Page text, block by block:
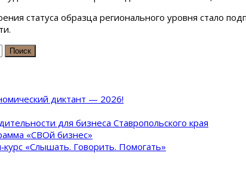
статуса образца регионального уровня стало
диктант — 2026!
для бизнеса Ставропольского края
«СВОй бизнес»
«Слышать. Говорить. Помогать»